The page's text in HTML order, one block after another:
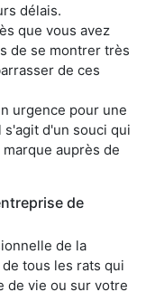
délais.
que vous avez
de se montrer très
de ces
urgence pour une
d'un souci qui
auprès de
de
de la
tous les rats qui
de vie ou sur votre